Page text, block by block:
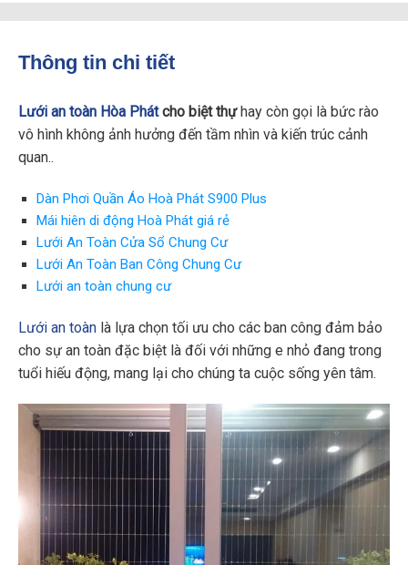
Thông tin chi tiết
Lưới an toàn Hòa Phátcho biệt thựhay còn gọi là bức rào
vô hình không ảnh hưởng đến tầm nhìn và kiến trúc cảnh
quan..
Dàn Phơi Quần Áo Hoà Phát S900 Plus
Mái hiên di động Hoà Phát giá rẻ
Lưới An Toàn Cửa Sổ Chung Cư
Lưới An Toàn Ban Công Chung Cư
Lưới an toàn chung cư
Lưới an toàn là lựa chọn tối ưu cho các ban công đảm bảo
cho sự an toàn đặc biệt là đối với những e nhỏ đang trong
tuổi hiếu động, mang lại cho chúng ta cuộc sống yên tâm.